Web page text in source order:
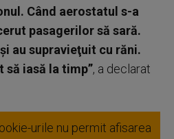
Când aerostatul s-a
pasagerilor să sară.
au supravieţuit cu răni.
să iasă la timp”, a declarat
urile nu permit afisarea